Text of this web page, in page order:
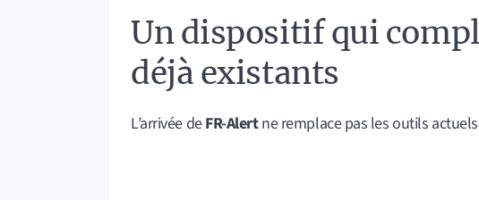
Un dispositif qui
déjà existants
L’arrivée deFR-Alertne remplace pas les outils